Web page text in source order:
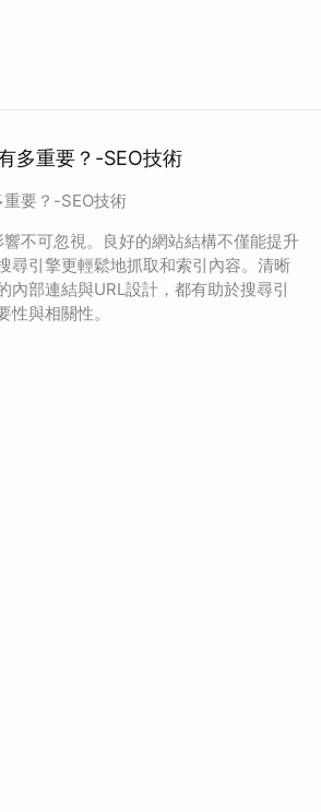
多重要？-SEO技術
要？-SEO技術
不可忽視。良好的網站結構不僅能提升
尋引擎更輕鬆地抓取和索引內容。清晰
內部連結與URL設計，都有助於搜尋引
性與相關性。